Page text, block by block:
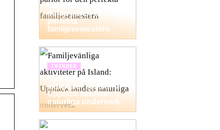
Upptäck Europas
dolda pärlor för den
perfekta
familjesemestern
TRENDER
Familjevänliga
aktiviteter på Island:
Upptäck landets
naturliga underverk